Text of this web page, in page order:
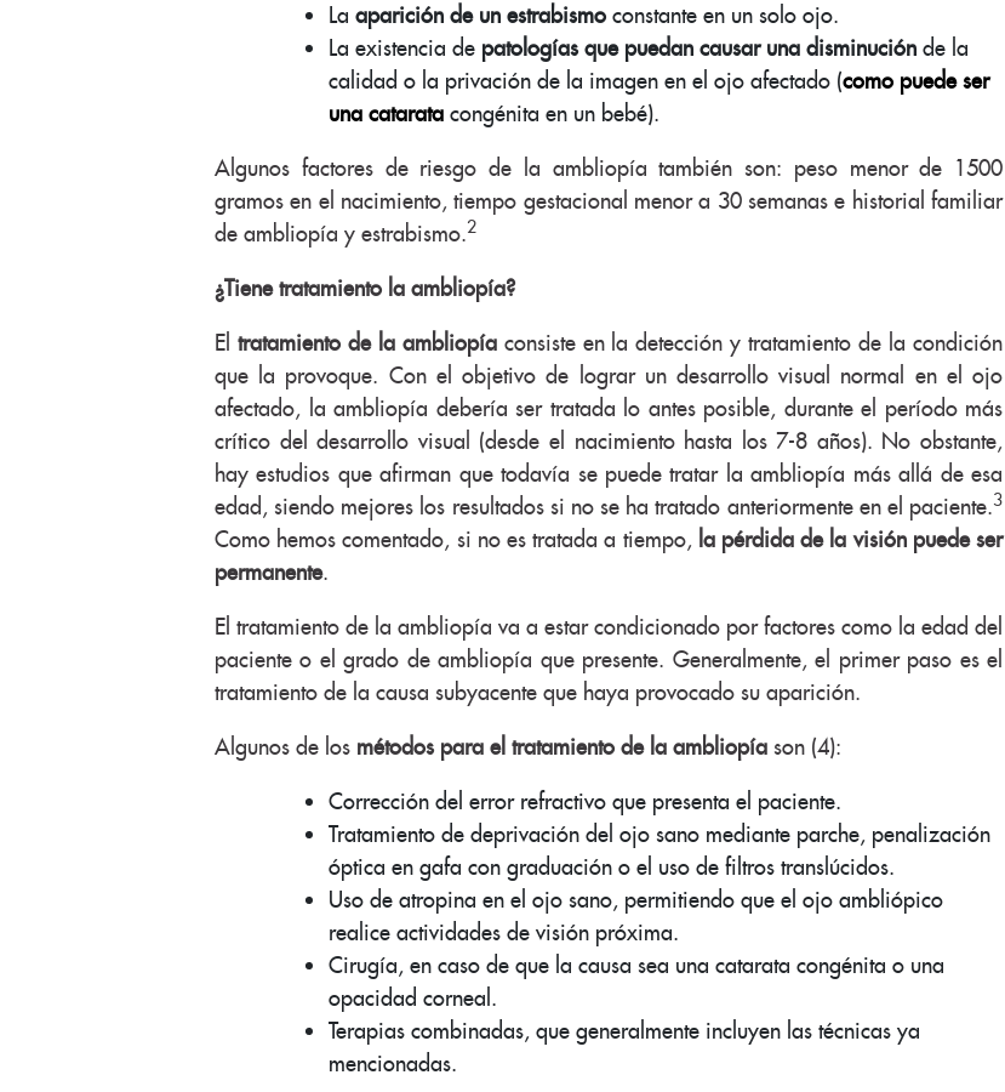
La aparición de un estrabismo constante en un solo ojo.
La existencia de patologías que puedan causar una disminución de la
calidad o la privación de la imagen en el ojo afectado (como puede ser
una catarata congénita en un bebé).
Algunos factores de riesgo de la ambliopía también son: peso menor de 1500
gramos en el nacimiento, tiempo gestacional menor a 30 semanas e historial familiar
de ambliopía y estrabismo.2
¿Tiene tratamiento la ambliopía?
El tratamiento de la ambliopíaconsiste en la detección y tratamiento de la condición
que la provoque. Con el objetivo de lograr un desarrollo visual normal en el ojo
afectado, la ambliopía debería ser tratada lo antes posible, durante el período más
crítico del desarrollo visual (desde el nacimiento hasta los 7-8 años). No obstante,
hay estudios que afirman que todavía se puede tratar la ambliopía más allá de esa
edad, siendo mejores los resultados si no se ha tratado anteriormente en el paciente.3
Como hemos comentado, si no es tratada a tiempo, la pérdida de la visión puede ser
permanente.
El tratamiento de la ambliopía va a estar condicionado por factores como la edad del
paciente o el grado de ambliopía que presente. Generalmente, el primer paso es el
tratamiento de la causa subyacente que haya provocado su aparición.
Algunos de los métodos para el tratamiento de la ambliopía son (4):
Corrección del error refractivo que presenta el paciente.
Tratamiento de deprivación del ojo sano mediante parche, penalización
óptica en gafa con graduación o el uso de filtros translúcidos.
Uso de atropina en el ojo sano, permitiendo que el ojo ambliópico
realice actividades de visión próxima.
Cirugía, en caso de que la causa sea una catarata congénita o una
opacidad corneal.
Terapias combinadas, que generalmente incluyen las técnicas ya
mencionadas.